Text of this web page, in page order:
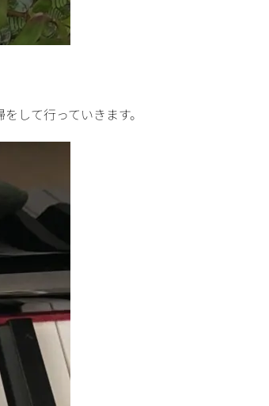
して行っていきます。